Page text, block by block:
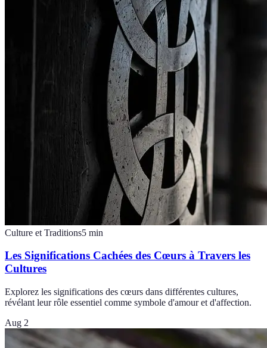
Culture et Traditions5 min
Les Significations Cachées des Cœurs à Travers les
Cultures
Explorez les significations des cœurs dans différentes cultures,
révélant leur rôle essentiel comme symbole d'amour et d'affection.
Aug 2